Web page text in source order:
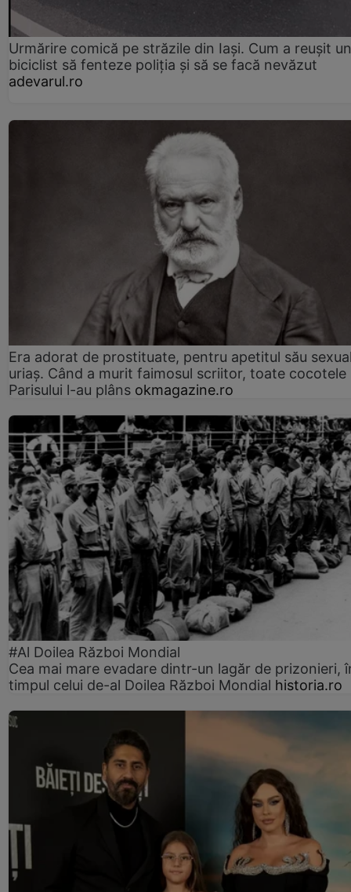
Urmărire comică pe străzile din Iași. Cum a reușit un
biciclist să fenteze poliția și să se facă nevăzut
adevarul.ro
Era adorat de prostituate, pentru apetitul său
uriaș. Când a murit faimosul scriitor, toate cocotele
Parisului l-au plâns okmagazine.ro
#Al Doilea Război Mondial
Cea mai mare evadare dintr-un lagăr de prizonieri,
timpul celui de-al Doilea Război Mondial historia.ro